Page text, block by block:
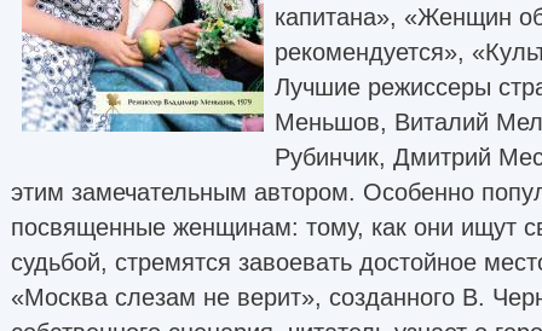
капитана», «Женщин
рекомендуется»,
Лучшие режиссеры
Меньшов, Виталий
Рубинчик, Дмитрий
этим замечательным автором. Особенно
посвященные женщинам: тому, как они ищут
судьбой, стремятся завоевать достойное
«Москва слезам не верит», созданного В.